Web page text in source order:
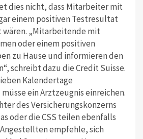
dies nicht, dass Mitarbeiter mit
einem positiven Testresultat
wären. „Mitarbeitende mit
oder einem positiven
zu Hause und informieren den
schreibt dazu die Credit Suisse.
Kalendertage
ein Arztzeugnis einreichen.
des Versicherungskonzerns
oder die CSS teilen ebenfalls
empfehle, sich